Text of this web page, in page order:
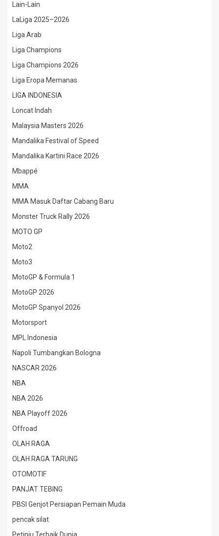
Lain-Lain
LaLiga 2025–2026
Liga Arab
Liga Champions
Liga Champions 2026
Liga Eropa Memanas
LIGA INDONESIA
Loncat Indah
Malaysia Masters 2026
Mandalika Festival of Speed
Mandalika Kartini Race 2026
Mbappé
MMA
MMA Masuk Daftar Cabang Baru
Monster Truck Rally 2026
MOTO GP
Moto2
Moto3
MotoGP & Formula 1
MotoGP 2026
MotoGP Spanyol 2026
Motorsport
MPL Indonesia
Napoli Tumbangkan Bologna
NASCAR 2026
NBA
NBA 2026
NBA Playoff 2026
Offroad
OLAH RAGA
OLAH RAGA TARUNG
OTOMOTIF
PANJAT TEBING
PBSI Genjot Persiapan Pemain Muda
pencak silat